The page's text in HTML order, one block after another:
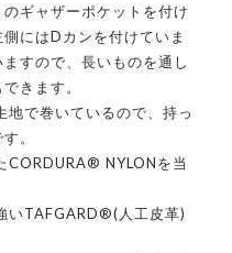
ギャザーポケットを付け
にはDカンを付けていま
すので、長いものを通し
きます。
で巻いているので、持っ
。
CORDURA® NYLONを当
いTAFGARD®(人工皮革)